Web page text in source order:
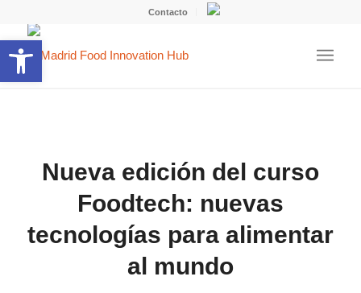
Contacto
Nueva edición del curso
Foodtech: nuevas
tecnologías para alimentar
al mundo
Abrir barra de herramientas